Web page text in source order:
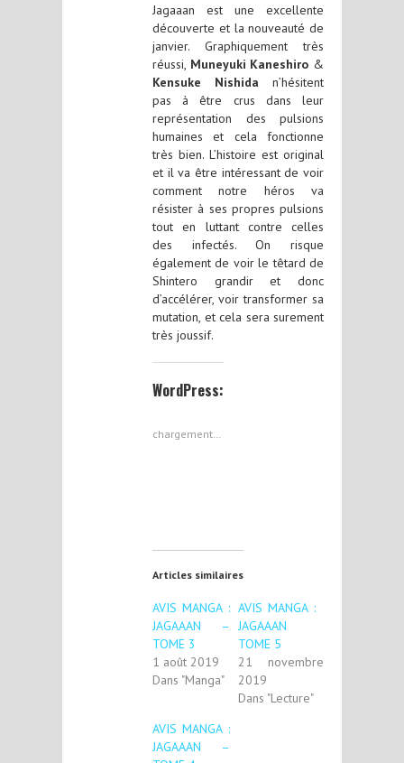
Jagaaan est une excellente
découverte et la nouveauté de
janvier. Graphiquement très
réussi, Muneyuki Kaneshiro &
Kensuke Nishida n’hésitent
pas à être crus dans leur
représentation des pulsions
humaines et cela fonctionne
très bien. L’histoire est original
et il va être intéressant de voir
comment notre héros va
résister à ses propres pulsions
tout en luttant contre celles
des infectés. On risque
également de voir le têtard de
Shintero grandir et donc
d’accélérer, voir transformer sa
mutation, et cela sera surement
très joussif.
WordPress:
chargement…
Articles similaires
AVIS MANGA :
JAGAAAN –
TOME 3
1 août 2019
Dans "Manga"
AVIS MANGA :
JAGAAAN
TOME 5
21 novembre
2019
Dans "Lecture"
AVIS MANGA :
JAGAAAN –